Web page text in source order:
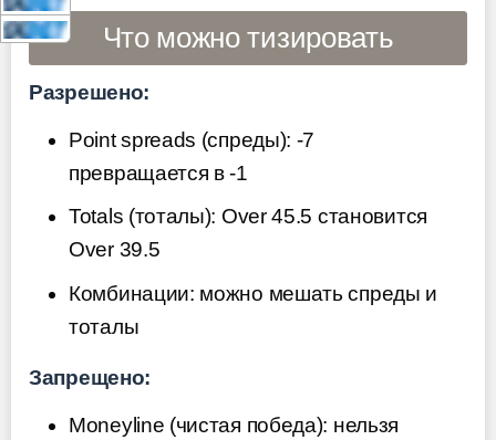
Что можно тизировать
Разрешено:
Point spreads (спреды): -7
превращается в -1
Totals (тоталы): Over 45.5 становится
Over 39.5
Комбинации: можно мешать спреды и
тоталы
Запрещено:
Moneyline (чистая победа): нельзя